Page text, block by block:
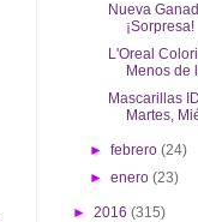
Nueva
¡Sorpresa!
L'Oreal
Menos de
Mascarillas
Martes,
►febrero(24)
►enero(23)
► 2016 (315)